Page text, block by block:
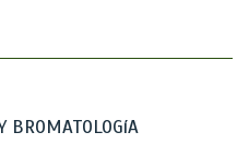
BROMATOLOGíA